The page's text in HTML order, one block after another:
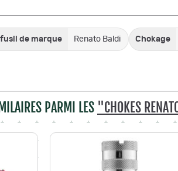
de marque Renato Baldi Chokage
PARMI LES "CHOKES